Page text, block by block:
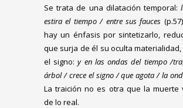
Se trata de una dilatación temporal:
estira el tiempo / entre sus fauces
hay un énfasis por sintetizarlo,
que surja de él su oculta
el signo:y en las ondas del tiempo /
árbol / crece el signo / que agota / la
La traición no es otra que la muerte
de lo real.